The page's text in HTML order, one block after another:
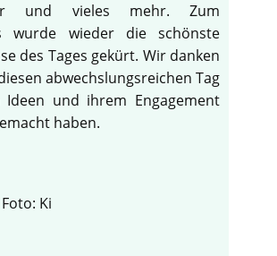
und vieles mehr. Zum
wurde wieder die schönste
des Tages gekürt. Wir danken
abwechslungsreichen Tag
und ihrem Engagement
haben.
Ki